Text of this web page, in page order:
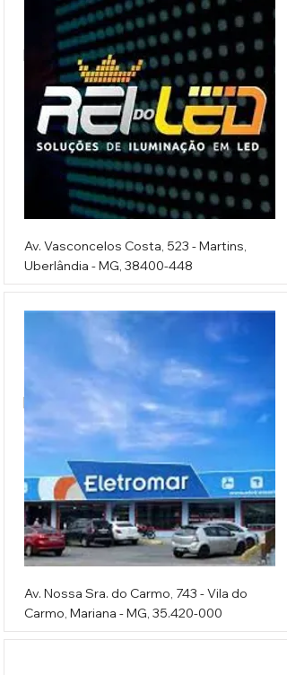
Rei do Led
Av. Vasconcelos Costa, 523 - Martins,
Uberlândia - MG, 38400-448
Eletromar
Av. Nossa Sra. do Carmo, 743 - Vila do
Carmo, Mariana - MG, 35.420-000